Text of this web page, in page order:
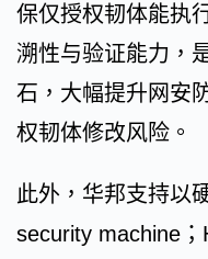
保仅授权韧体能执
溯性与验证能力，
石，大幅提升网安
权韧体修改风险。
此外，华邦支持以
security machine